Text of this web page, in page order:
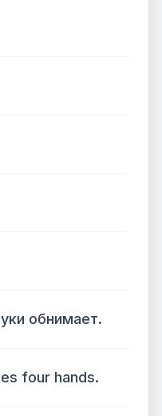
обнимает.
four hands.